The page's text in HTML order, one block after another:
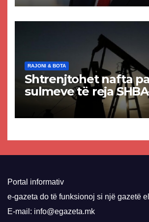
paligjshëm të selisë
RAJONI & BOTA
Shtrenjtohet nafta
sulmeve të reja
Portal informativ
e-gazeta do të funksionoj si një gazetë
E-mail: info@egazeta.mk